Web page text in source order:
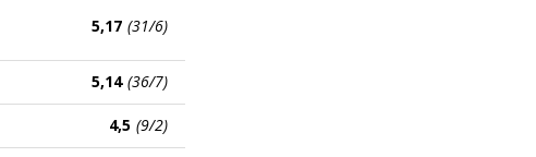
5,17 (31/6)
5,14 (36/7)
4,5 (9/2)